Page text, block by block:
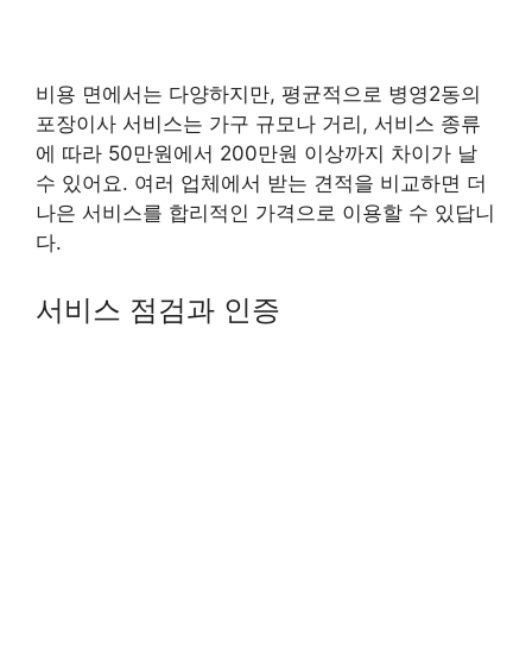
비용 면에서는 다양하지만, 평균적으로 병영2동의
포장이사 서비스는 가구 규모나 거리, 서비스 종류
에 따라 50만원에서 200만원 이상까지 차이가 날
수 있어요. 여러 업체에서 받는 견적을 비교하면 더
나은 서비스를 합리적인 가격으로 이용할 수 있답니
다.
서비스 점검과 인증